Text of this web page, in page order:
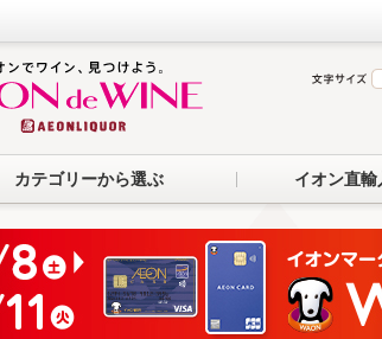
カテゴリーから選ぶ イオン直